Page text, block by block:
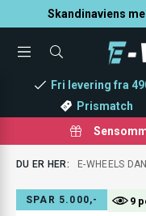
Skandinaviens
TOGGLESØG
Fri levering fra
Prismatch
DU ER HER: E-WHEELS
SPAR 5.000,- 9